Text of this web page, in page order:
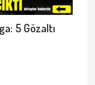
5 Gözaltı